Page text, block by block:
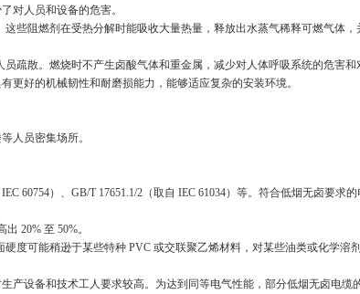
对人员和设备的危害。
些阻燃剂在受热分解时能吸收大量热量，释放出水蒸气稀释可燃气体，
疏散。燃烧时不产生卤酸气体和重金属，减少对人体呼吸系统的危害和
更好的机械韧性和耐磨损能力，能够适应复杂的安装环境。
人员密集场所。
IEC 60754）、 GB/T 17651.1/2 （取自 IEC 61034）等。符合低烟无卤要求
出 20% 至 50%。
硬度可能稍逊于某些特种 PVC 或交联聚乙烯材料，对某些油类或化学溶
产设备和技术工人要求较高。为达到同等电气性能，部分低烟无卤电缆